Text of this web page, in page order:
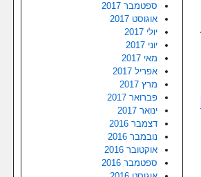
ספטמבר 2017
אוגוסט 2017
יולי 2017
יוני 2017
מאי 2017
אפריל 2017
מרץ 2017
פברואר 2017
ינואר 2017
דצמבר 2016
נובמבר 2016
אוקטובר 2016
ספטמבר 2016